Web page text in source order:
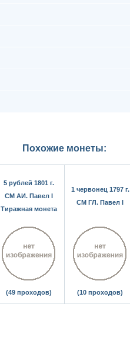
Похожие монеты:
5 рублей 1801 г.
СМ АИ. Павел I
Тиражная монета
(49 проходов)
1 червонец 1797 г.
СМ ГЛ. Павел I
(10 проходов)